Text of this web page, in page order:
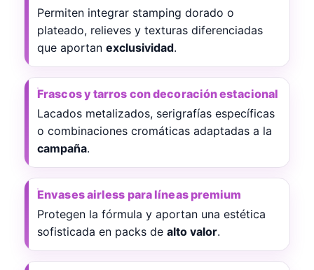
Permiten integrar stamping dorado o
plateado, relieves y texturas diferenciadas
que aportan exclusividad.
Frascos y tarros con decoración estacional
Lacados metalizados, serigrafías específicas
o combinaciones cromáticas adaptadas a la
campaña.
Envases airless para líneas premium
Protegen la fórmula y aportan una estética
sofisticada en packs de alto valor.